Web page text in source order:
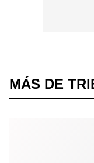
MÁS DE